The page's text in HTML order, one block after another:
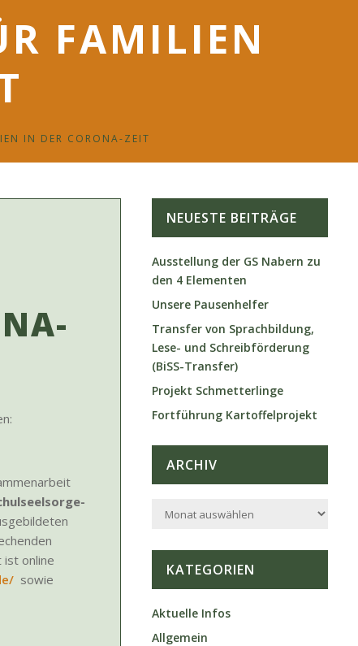
FAMILIEN
IN DER CORONA-ZEIT
ist online
sowie
NEUESTE BEITRÄGE
Ausstellung der GS Nabern zu
den 4 Elementen
Unsere Pausenhelfer
Transfer von Sprachbildung,
Lese- und Schreibförderung
(BiSS-Transfer)
Projekt Schmetterlinge
Fortführung Kartoffelprojekt
ARCHIV
Archiv
KATEGORIEN
Aktuelle Infos
Allgemein